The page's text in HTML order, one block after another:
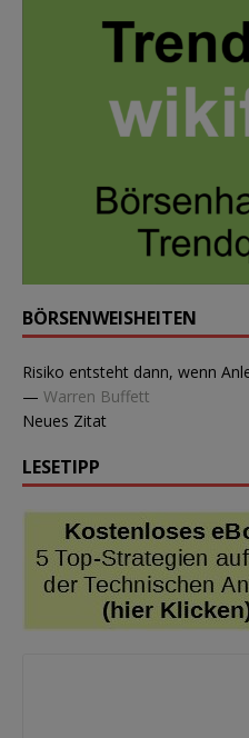
BÖRSENWEISHEITEN
Risiko entsteht dann, wenn
— Warren Buffett
Neues Zitat
LESETIPP